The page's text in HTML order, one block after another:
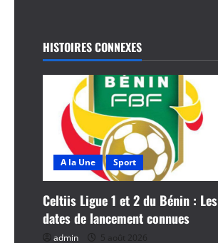
g
a
n
d
HISTOIRES CONNEXES
A la Une Sport
Celtiis Ligue 1 et 2 du Bénin : Les
dates de lancement connues
admin 5 août 2026